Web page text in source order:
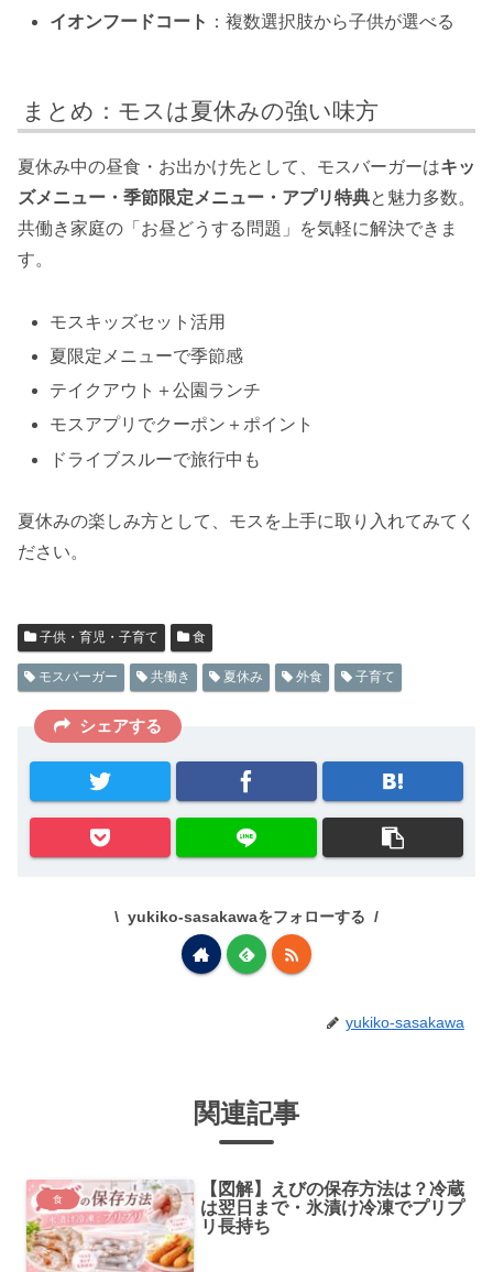
イオンフードコート ：複数選択肢から子供が選べる
まとめ：モスは夏休みの強い味方
夏休み中の昼食・お出かけ先として、モスバーガーはキッ
ズメニュー・季節限定メニュー・アプリ特典と魅力多数。
共働き家庭の「お昼どうする問題」を気軽に解決できま
す。
モスキッズセット活用
夏限定メニューで季節感
テイクアウト＋公園ランチ
モスアプリでクーポン＋ポイント
ドライブスルーで旅行中も
夏休みの楽しみ方として、モスを上手に取り入れてみてく
ださい。
子供・育児・子育て 食
モスバーガー 共働き 夏休み 外食 子育て
シェアする
yukiko-sasakawaをフォローする
yukiko-sasakawa
関連記事
食
【図解】えびの保存方法は？冷蔵
は翌日まで・氷漬け冷凍でプリプ
リ長持ち